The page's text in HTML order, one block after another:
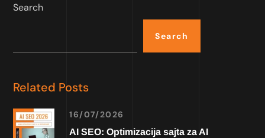
Search
Search
Related Posts
16/07/2026
AI SEO: Optimizacija sajta za AI